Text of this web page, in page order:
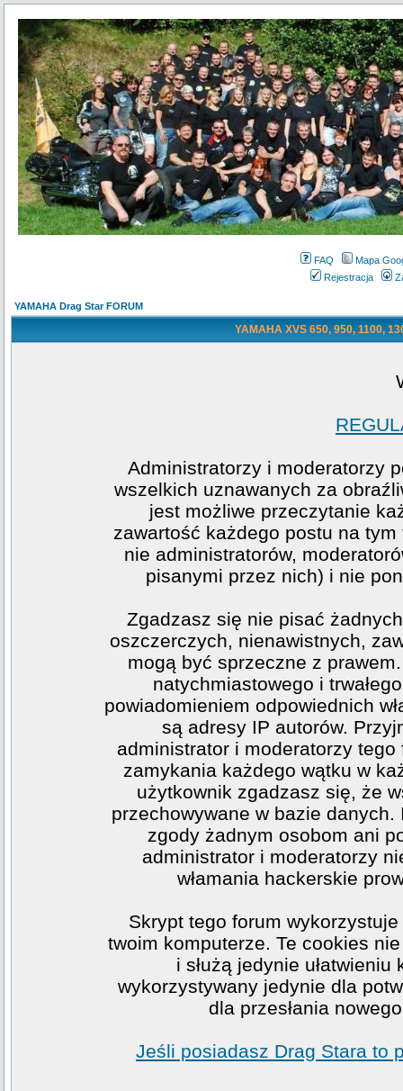
FAQ
Mapa
Rejestracja
YAMAHA Drag Star FORUM
YAMAHA XVS 650, 950, 1100,
Administratorzy i moderatorzy
wszelkich uznawanych za
jest możliwe przeczytanie
zawartość każdego postu na
nie administratorów,
pisanymi przez nich) i nie
Zgadzasz się nie pisać
oszczerczych, nienawistnych,
mogą być sprzeczne z
natychmiastowego i
powiadomieniem odpowiednich
są adresy IP autorów.
administrator i moderatorzy
zamykania każdego wątku w
użytkownik zgadzasz się, że
przechowywane w bazie
zgody żadnym osobom ani
administrator i moderatorzy
włamania hackerskie
Skrypt tego forum
twoim komputerze. Te cookies
i służą jedynie
wykorzystywany jedynie dla
dla przesłania
Jeśli posiadasz Drag Stara to